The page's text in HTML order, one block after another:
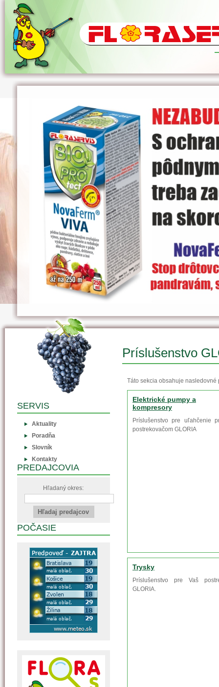
Príslušenstvo
Táto sekcia obsahuje nasledovné
Elektrické pumpy a
kompresory
Príslušenstvo pre uľahčenie
postrekovačom GLORIA
Trysky
Príslušenstvo pre Vaš
GLORIA.
SERVIS
Aktuality
Poradňa
Slovník
Kontakty
PREDAJCOVIA
Hľadaný okres:
POČASIE